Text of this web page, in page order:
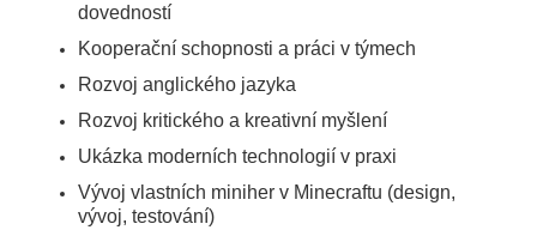
dovedností
Kooperační schopnosti a práci v týmech
Rozvoj anglického jazyka
Rozvoj kritického a kreativní myšlení
Ukázka moderních technologií v praxi
Vývoj vlastních miniher v Minecraftu (design,
vývoj, testování)